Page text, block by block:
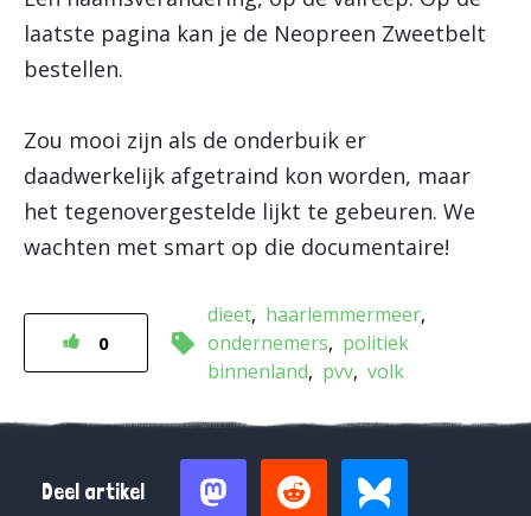
laatste pagina kan je de Neopreen Zweetbelt
bestellen.
Zou mooi zijn als de onderbuik er
daadwerkelijk afgetraind kon worden, maar
het tegenovergestelde lijkt te gebeuren. We
wachten met smart op die documentaire!
0
dieet haarlemmermeer
ondernemers
politiek
binnenland
pvv volk
Deel artikel